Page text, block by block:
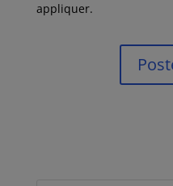
appliquer.